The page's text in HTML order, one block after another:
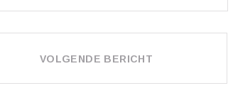
VOLGENDE BERICHT